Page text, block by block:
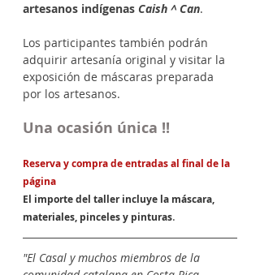
artesanos indígenas Caish ^ Can.
Los participantes también podrán
adquirir artesanía original y visitar la
exposición de máscaras preparada
por los artesanos.
Una ocasión única !!
Reserva y compra de entradas al final de la
página
El importe del taller incluye la máscara,
materiales, pinceles y pinturas.
"El Casal y muchos miembros de la